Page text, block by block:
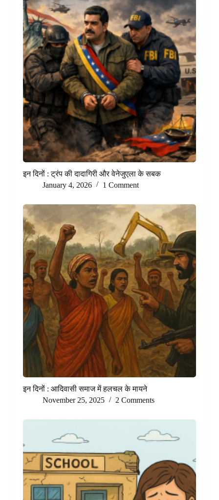
इन दिनों : ट्रंप की दादागिरी और वेनेजुएला के सबक
January 4, 2026
1 Comment
इन दिनों : आदिवासी समाज में हलचल के मायने
November 25, 2025
2 Comments